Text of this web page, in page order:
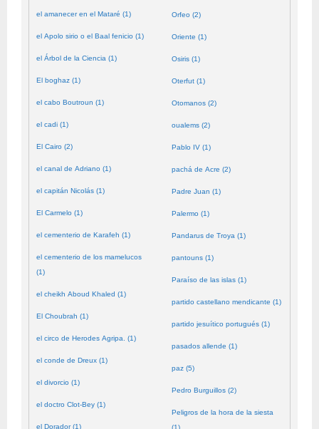
el amanecer en el Mataré (1)
el Apolo sirio o el Baal fenicio (1)
el Árbol de la Ciencia (1)
El boghaz (1)
el cabo Boutroun (1)
el cadi (1)
El Cairo (2)
el canal de Adriano (1)
el capitán Nicolás (1)
El Carmelo (1)
el cementerio de Karafeh (1)
el cementerio de los mamelucos
(1)
el cheikh Aboud Khaled (1)
El Choubrah (1)
el circo de Herodes Agripa. (1)
el conde de Dreux (1)
el divorcio (1)
el doctro Clot-Bey (1)
el Dorador (1)
Orfeo (2)
Oriente (1)
Osiris (1)
Oterfut (1)
Otomanos (2)
oualems (2)
Pablo IV (1)
pachá de Acre (2)
Padre Juan (1)
Palermo (1)
Pandarus de Troya (1)
pantouns (1)
Paraíso de las islas (1)
partido castellano mendicante (1)
partido jesuítico portugués (1)
pasados allende (1)
paz (5)
Pedro Burguillos (2)
Peligros de la hora de la siesta
(1)